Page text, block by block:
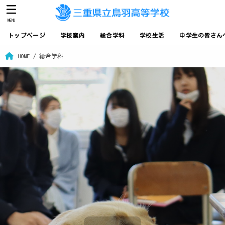
トップページ 学校案内 総合学科 学校生活 中学生の皆さん
MENU
HOME 総合学科